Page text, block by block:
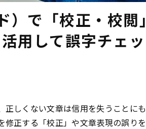
）で「校正・校閲
用して誤字チェ
正しくない文章は信用を失うことに
修正する「校正」や文章表現の誤り